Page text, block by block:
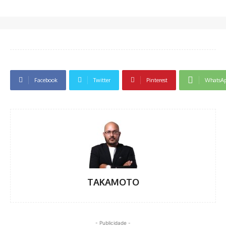
Facebook Twitter Pinterest
TAKAMOTO
- Publicidade -